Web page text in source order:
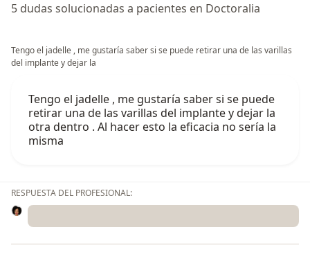
5 dudas solucionadas a pacientes en Doctoralia
Tengo el jadelle , me gustaría saber si se puede retirar una de las varillas
del implante y dejar la
Tengo el jadelle , me gustaría saber si se puede
retirar una de las varillas del implante y dejar la
otra dentro . Al hacer esto la eficacia no sería la
misma
RESPUESTA DEL PROFESIONAL: